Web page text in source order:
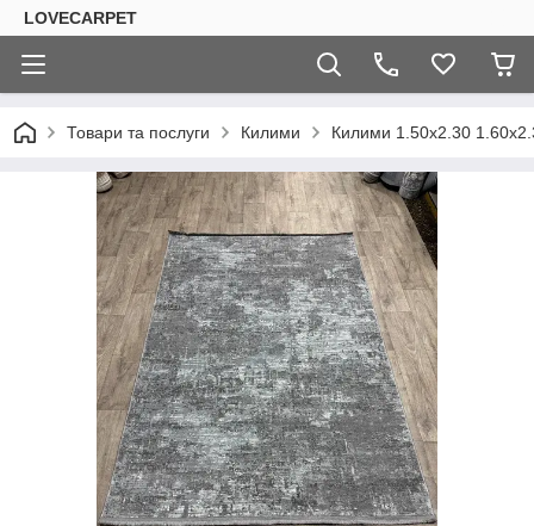
LOVECARPET
Товари та послуги Килими Килими 1.50х2.30